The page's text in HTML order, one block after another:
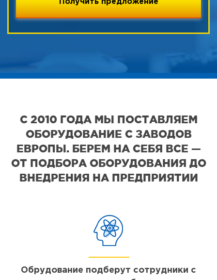
С 2010 ГОДА МЫ ПОСТАВЛЯЕМ
ОБОРУДОВАНИЕ С ЗАВОДОВ
ЕВРОПЫ. БЕРЕМ НА СЕБЯ ВСЕ —
ОТ ПОДБОРА ОБОРУДОВАНИЯ ДО
ВНЕДРЕНИЯ НА ПРЕДПРИЯТИИ
Обрудование подберут сотрудники с